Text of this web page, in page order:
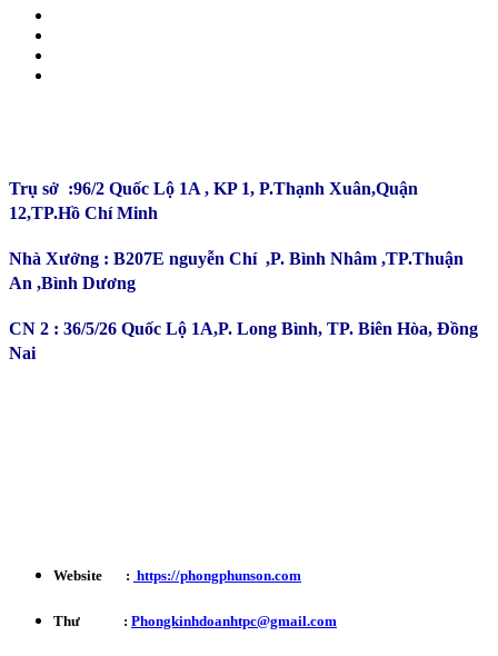
Trụ sở :96/2 Quốc Lộ 1A , KP 1, P.Thạnh Xuân,Quận
12,TP.Hồ Chí Minh
Nhà Xưởng : B207E nguyễn Chí ,P. Bình Nhâm ,TP.Thuận
An ,Bình Dương
CN 2 : 36/5/26 Quốc Lộ 1A,P. Long Bình, TP. Biên Hòa, Đồng
Nai
Website : https://phongphunson.com
Thư : Phongkinhdoanhtpc@gmail.com